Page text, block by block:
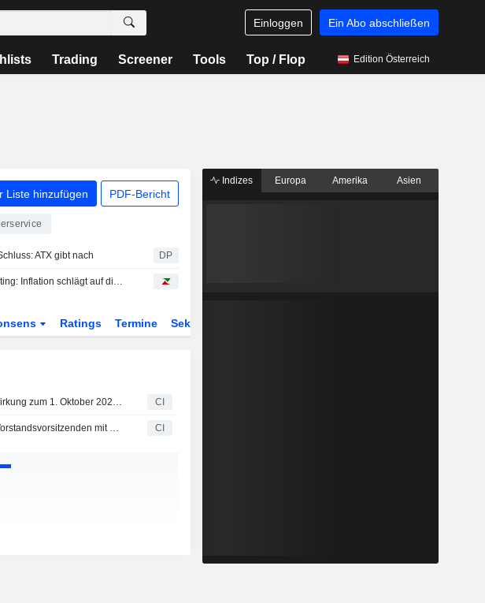
Einloggen Ein Abo abschließen
Trading Screener Tools Top / Flop Edition Österreich
Liste hinzufügen PDF-Bericht
ATX gibt nach DP
Morning Meeting: Inflation schlägt auf die Stimmung
Ratings Termine Sektor
Österreichische Post AG ernennt Walter Oblin mit Wirkung zum 1. Oktober 2024 zum CEO CI
Österreichische Post AG bestellt Walter Oblin zum Vorstandsvorsitzenden mit Wirkung zum 1. Oktober 2024 CI
Indizes Europa Amerika Asien